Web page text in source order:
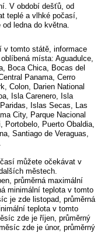
V období dešťů, od
teplé a vlhké počasí,
ledna do května.
v tomto státě, informace
místa: Aguadulce,
Boca Chica, Bocas del
Panama, Cerro
Colon, Darien National
Isla Carenero, Isla
Islas Secas, Las
City, Parque Nacional
Puerto Obaldia,
Santiago de Veraguas,
můžete očekávat v
městech.
průměrná maximální
minimální teplota v tomto
je zde listopad, průměrná
teplota v tomto
zde je říjen, průměrný
zde je únor, průměrný